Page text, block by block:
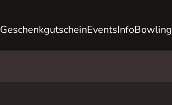
GeschenkgutscheinEventsInfoBowling